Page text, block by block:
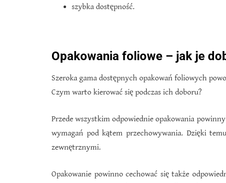
szybka dostępność.
Opakowania foliowe – jak je
Szeroka gama dostępnych opakowań foliowych
Czym warto kierować się podczas ich doboru?
Przede wszystkim odpowiednie opakowania
wymagań pod kątem przechowywania. Dzięki
zewnętrznymi.
Opakowanie powinno cechować się także